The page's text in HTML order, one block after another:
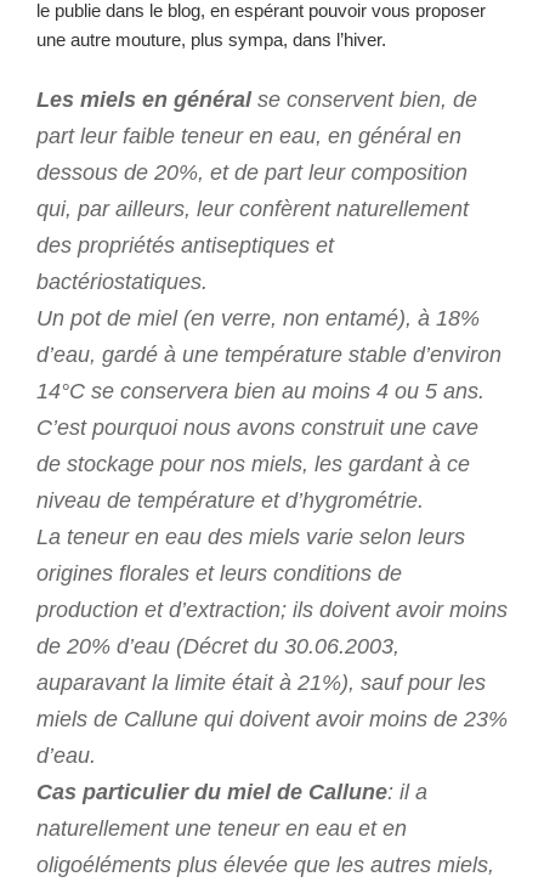
le publie dans le blog, en espérant pouvoir vous proposer
une autre mouture, plus sympa, dans l’hiver.
Les miels en généralse conservent bien, de
part leur faible teneur en eau, en général en
dessous de 20%, et de part leur composition
qui, par ailleurs, leur confèrent naturellement
des propriétés antiseptiques et
bactériostatiques.
Un pot de miel (en verre, non entamé), à 18%
d’eau, gardé à une température stable d’environ
14°C se conservera bien au moins 4 ou 5 ans.
C’est pourquoi nous avons construit une cave
de stockage pour nos miels, les gardant à ce
niveau de température et d’hygrométrie.
La teneur en eau des miels varie selon leurs
origines florales et leurs conditions de
production et d’extraction; ils doivent avoir moins
de 20% d’eau (Décret du 30.06.2003,
auparavant la limite était à 21%), sauf pour les
miels de Callune qui doivent avoir moins de 23%
d’eau.
Cas particulier du miel de Callune: il a
naturellement une teneur en eau et en
oligoéléments plus élevée que les autres miels,